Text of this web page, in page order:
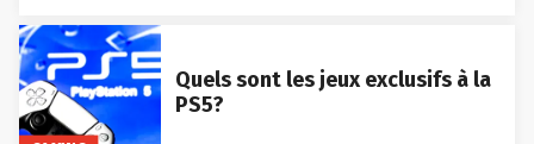
Quels sont les jeux exclusifs à la
PS5?